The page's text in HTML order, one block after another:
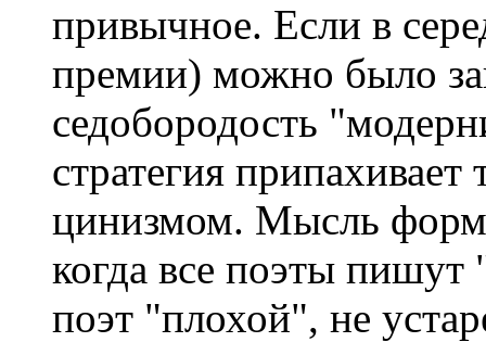
привычное. Если в
премии) можно было
седобородость
стратегия
цинизмом. Мысль
когда все поэты
поэт "плохой", не